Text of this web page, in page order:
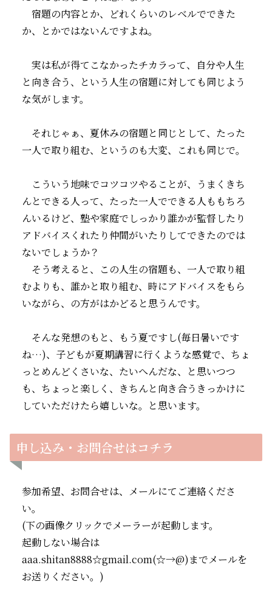
宿題の内容とか、どれくらいのレベルでできた
か、とかではないんですよね。
実は私が得てこなかったチカラって、自分や人生
と向き合う、という人生の宿題に対しても同じよう
な気がします。
それじゃぁ、夏休みの宿題と同じとして、たった
一人で取り組む、というのも大変、これも同じで。
こういう地味でコツコツやることが、うまくきち
んとできる人って、たった一人でできる人ももちろ
んいるけど、塾や家庭でしっかり誰かが監督したり
アドバイスくれたり仲間がいたりしてできたのでは
ないでしょうか？
そう考えると、この人生の宿題も、一人で取り組
むよりも、誰かと取り組む、時にアドバイスをもら
いながら、の方がはかどると思うんです。
そんな発想のもと、もう夏ですし(毎日暑いです
ね…)、子どもが夏期講習に行くような感覚で、ちょ
っとめんどくさいな、たいへんだな、と思いつつ
も、ちょっと楽しく、きちんと向き合うきっかけに
していただけたら嬉しいな。と思います。
申し込み・お問合せはコチラ
参加希望、お問合せは、メールにてご連絡くださ
い。
(下の画像クリックでメーラーが起動します。
起動しない場合は
aaa.shitan8888☆gmail.com(☆→@)までメールを
お送りください。)